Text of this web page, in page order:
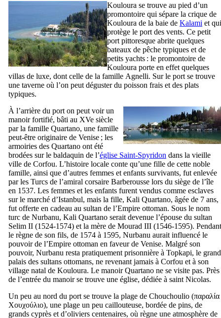
Kouloura se trouve au pied d’un
promontoire qui sépare la crique de
Kouloura de la baie de Kalami et qui
protège le port des vents. Ce petit
port pittoresque abrite quelques
bateaux de pêche typiques et de
petits yachts : le promontoire de
Kouloura porte en effet quelques
villas de luxe, dont celle de la famille Agnelli. Sur le port se trouve
une taverne où l’on peut déguster du poisson frais et des plats
typiques.
À l’arrière du port on peut voir un
manoir fortifié, bâti au XVe siècle
par la famille Quartano, une famille
peut-être originaire de Venise ; les
armoiries des Quartano ont été
brodées sur le baldaquin de l’église Saint-Spyridon dans la vieille
ville de Corfou. L’histoire locale conte qu’une fille de cette noble
famille, ainsi que d’autres femmes et enfants survivants, fut enlevée
par les Turcs de l’amiral corsaire Barberousse lors du siège de l’île
en 1537. Les femmes et les enfants furent vendus comme esclaves
sur le marché d’Istanbul, mais la fille, Kali Quartano, âgée de 7 ans,
fut offerte en cadeau au sultan de l’Empire ottoman. Sous le nom
turc de Nurbanu, Kali Quartano serait devenue l’épouse du sultan
Selim II (1524-1574) et la mère de Mourad III (1546-1595). Pendant
le règne de son fils, de 1574 à 1595, Nurbanu aurait influencé le
pouvoir de l’Empire ottoman en faveur de Venise. Malgré son
pouvoir, Nurbanu resta pratiquement prisonnière à Topkapi, le grand
palais des sultans ottomans, ne revenant jamais à Corfou et à son
village natal de Kouloura. Le manoirQuartano ne se visite pas. Près
de l’entrée du manoir se trouve une église, dédiée à saint Nicolas.
Un peu au nord du port se trouve la plage de Chouchoulio (παραλία
Χουχούλιο), une plage un peu caillouteuse, bordée de pins, de
grands cyprès et d’oliviers centenaires, où règne une atmosphère de